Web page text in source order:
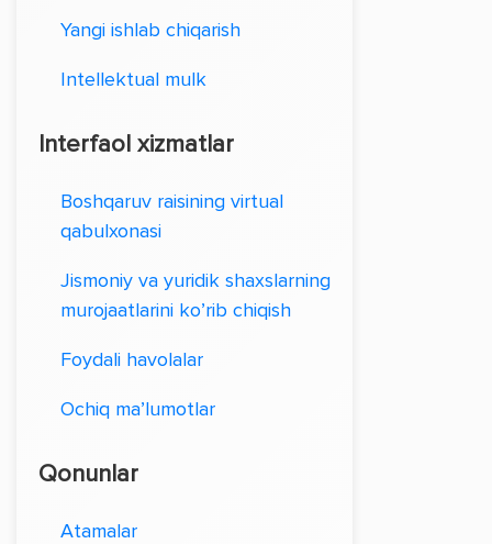
Yangi ishlab chiqarish
Intellektual mulk
Interfaol xizmatlar
Boshqaruv raisining virtual
qabulxonasi
Jismoniy va yuridik shaxslarning
murojaatlarini ko’rib chiqish
Foydali havolalar
Ochiq ma’lumotlar
Qonunlar
Atamalar